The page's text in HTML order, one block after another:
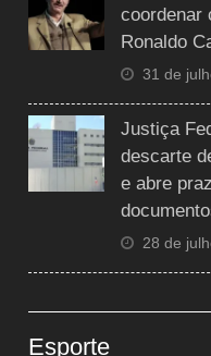
coordenar
Ronaldo
31 de
Justiça
descarte
e abre
28 de
Esporte